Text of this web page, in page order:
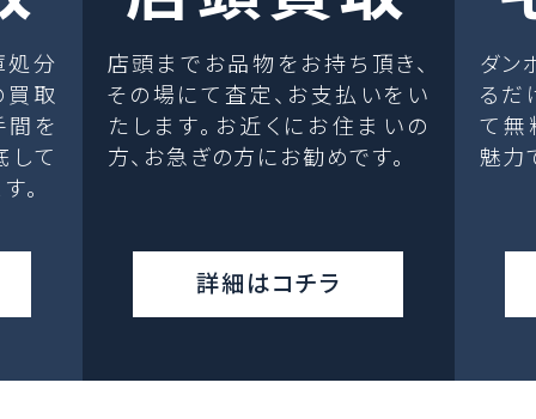
処分
取
間を
して
。
店頭までお品物をお持ち頂き、
その場にて査定、お支払いをい
たします。お近くにお住まいの
方、お急ぎの方にお勧めです。
詳細はコチラ
ダン
るだ
て無
魅力